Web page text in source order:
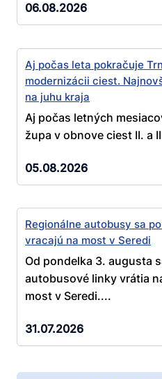
06.08.2026
Aj počas leta pokračuje
modernizácii ciest.
na juhu kraja
Aj počas letných
župa v obnove ciest II. a
05.08.2026
Regionálne autobusy sa
vracajú na most v Seredi
Od pondelka 3. augusta
autobusové linky vrátia
most v Seredi....
31.07.2026